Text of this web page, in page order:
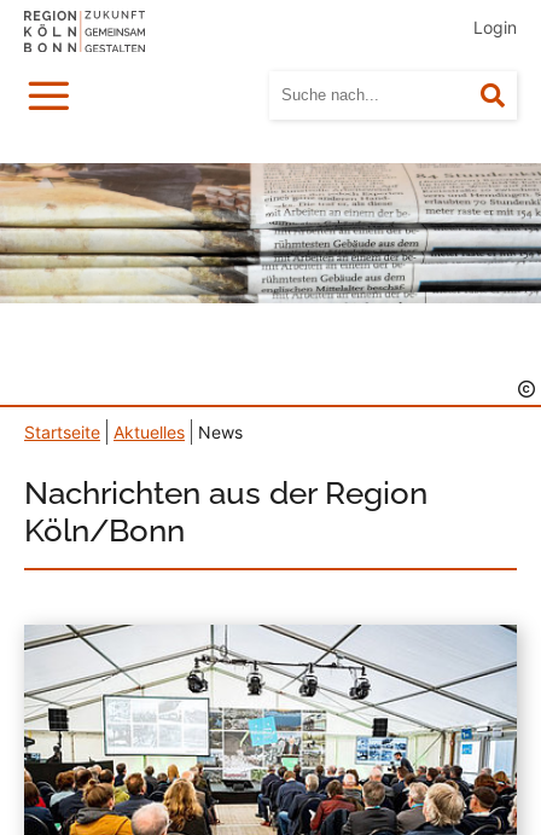
Login
Menü
Startseite Aktuelles News
Nachrichten aus der Region
Köln/Bonn